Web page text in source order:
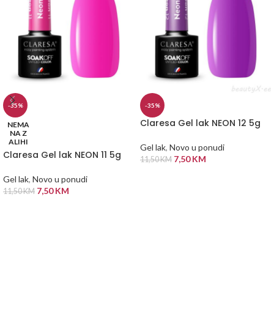
-35%
NEMA
NA Z
ALIHI
Claresa Gel lak NEON 11 5g
Gel lak, Novo u ponudi
11,50KM 7,50KM
-35%
Claresa Gel lak NEON 12 5g
Gel lak, Novo u ponudi
11,50KM 7,50KM